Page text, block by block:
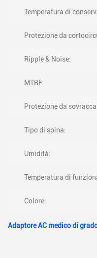
Temperatura di
Protezione da
Ripple & Noise:
MTBF:
Protezione da
Tipo di spina:
Umidità:
Temperatura di
Colore:
Adaptore AC medico di